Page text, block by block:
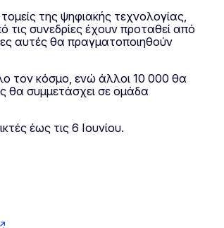
της ψηφιακής τεχνολογίας,
τις συνεδρίες έχουν προταθεί από
αυτές θα πραγματοποιηθούν
τον κόσμο, ενώ άλλοι 10 000 θα
θα συμμετάσχει σε ομάδα
έως τις 6 Ιουνίου.